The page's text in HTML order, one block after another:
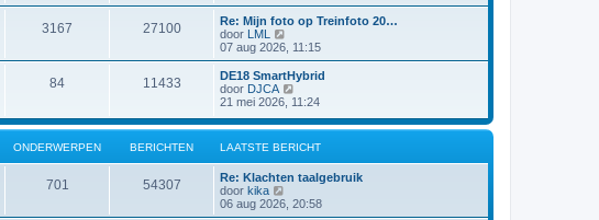
e
e
r
i
h
t
a
a
r
i
t
k
i
k
a
a
s
t
e
b
e
r
c
h
3167 27100
Re: Mijn foto op Treinfoto 20…
door LML
k
i
j
k
l
a
t
s
t
b
e
07 aug 2026, 11:15
84 11433
DE18 SmartHybrid
door DJCA
e
i
k
l
a
t
21 mei 2026, 11:24
ONDERWERPEN BERICHTEN LAATSTE BERICHT
701 54307
Re: Klachten taalgebruik
door kika
e
k
06 aug 2026, 20:58